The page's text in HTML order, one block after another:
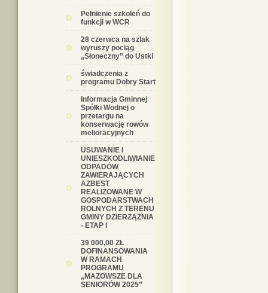
Pełnienie szkoleń do
funkcji w WCR
28 czerwca na szlak
wyruszy pociąg
„Słoneczny” do Ustki
świadczenia z
programu Dobry Start
Informacja Gminnej
Spółki Wodnej o
przetargu na
konserwację rowów
melioracyjnych
USUWANIE I
UNIESZKODLIWIANIE
ODPADÓW
ZAWIERAJĄCYCH
AZBEST
REALIZOWANE W
GOSPODARSTWACH
ROLNYCH Z TERENU
GMINY DZIERZĄŻNIA
- ETAP I
39 000,00 ZŁ
DOFINANSOWANIA
W RAMACH
PROGRAMU
„MAZOWSZE DLA
SENIORÓW 2025”